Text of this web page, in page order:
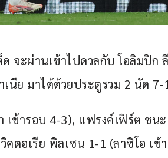
จะผ่านเข้าไปดวลกับ โอลิมปิก
เนีย มาได้ด้วยประตูรวม 2 นัด 7-
เข้ารอบ 4-3), แฟรงค์เฟิร์ต ชน
คตอเรีย พิลเซน 1-1 (ลาซิโอ เข้